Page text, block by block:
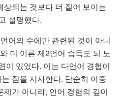
되는 것보다 더 젊어 보이는
설명했다.
어의 수에만 관련된 것이 아니
더 이른 제2언어 습득도 뇌 노
이 있었다. 이는 다언어 경험이
점을 시사한다. 단순히 이중
가 아니라, 언어 경험의 깊이